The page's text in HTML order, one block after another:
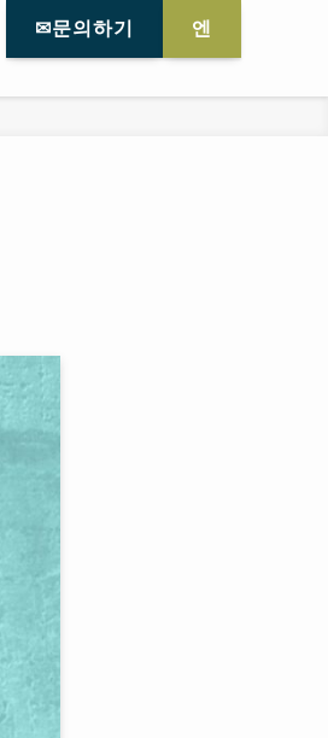
✉문의하기 엔